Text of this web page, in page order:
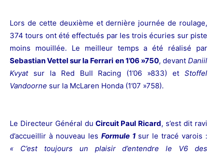
Lors de cette deuxième et dernière journée de roulage,
374 tours ont été effectués par les trois écuries sur piste
moins mouillée. Le meilleur temps a été réalisé par
Sebastian Vettel sur la Ferrari en 1’06 »750, devantDaniil
Kvyatsur la Red Bull Racing (1’06 »833) et Stoffel
Vandoorne sur la McLaren Honda (1’07 »758).
Le Directeur Général du Circuit Paul Ricard, s’est dit ravi
d’accueillir à nouveau les Formule 1 sur le tracé varois :
« C’est toujours un plaisir d’entendre le V6 des